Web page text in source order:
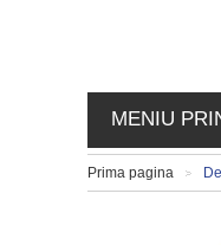
MENIU
Prima pagina